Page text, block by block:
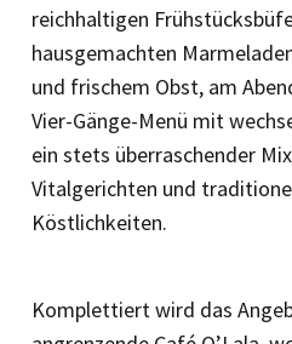
reichhaltigen
hausgemachten
und frischem Obst, am
Vier-Gänge-Menü mit
ein stets überraschender
Vitalgerichten und
Köstlichkeiten.
Komplettiert wird das